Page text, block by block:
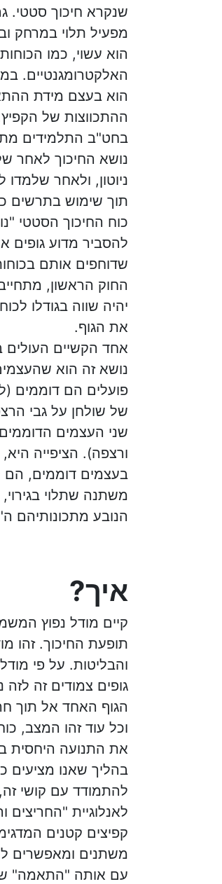
שנקרא חיכוך סטטי.
מפעיל תלוי במרחק
הוא עשוי, כמו הכוחות
האלקטרומגנטיים.
הוא בעצם מידת
ההתכווצות של
בחט"ב התלמידים
נושא החיכוך לאחר
ניוטון, ולאחר שלמדו
תוך שימוש בתרשים
כוח החיכוך הסטטי
להסביר מדוע גופים
שדוחפים אותם
החוק הראשון,
יהיה שווה בגודלו
את הגוף.
אחד הקשיים העולים
נושא זה הוא
פועלים הם דוממים
של שולחן על גבי
שני העצמים
ורצפה). הציפייה
בעצמים דוממים, הם
משתנה שתלוי
הנובע מתכונותיהם
איך?
קיים מודל נפוץ
תופעת החיכוך. זהו
והבליטות. על פי
גופים צמודים זה לזה
הגוף האחד אל תוך
וכל עוד זהו המצב,
את התנועה היחסית
בהליך שאנו מציעים
להתמודד עם קושי
לאנלוגיית "החריצים
קפיצים קטנים
משתנים ומאפשרים
עם אותה "התאמה"